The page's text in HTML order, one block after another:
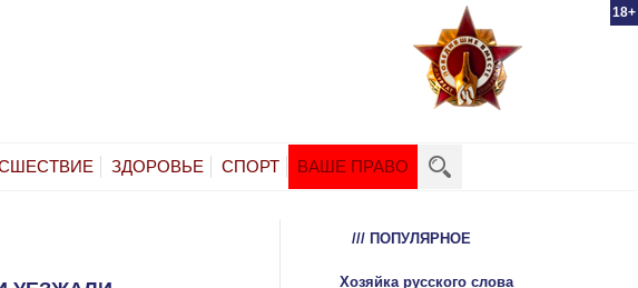
18+
ЗДОРОВЬЕ СПОРТ ВАШЕ ПРАВО
/// ПОПУЛЯРНОЕ
Хозяйка русского слова